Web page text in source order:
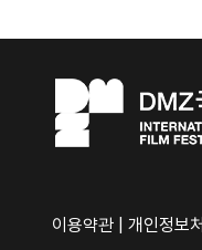
이용약관 개인정보